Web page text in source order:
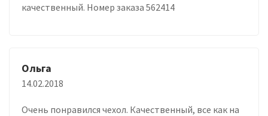
качественный. Номер заказа 562414
Ольга
14.02.2018
Очень понравился чехол. Качественный, все как на